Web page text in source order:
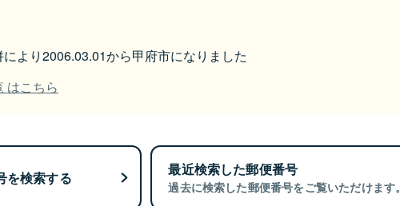
より2006.03.01から甲府市になりました
はこちら
を検索する 最近検索した郵便番号
過去に検索した郵便番号をご覧いただけます。